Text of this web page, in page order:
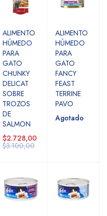
ALIMENTO
HÚMEDO
PARA
GATO
CHUNKY
DELICAT
SOBRE
TROZOS
DE
SALMON
$2.728,00
$3.100,00
ALIMENTO
HÚMEDO
PARA
GATO
FANCY
FEAST
TERRINE
PAVO
Agotado